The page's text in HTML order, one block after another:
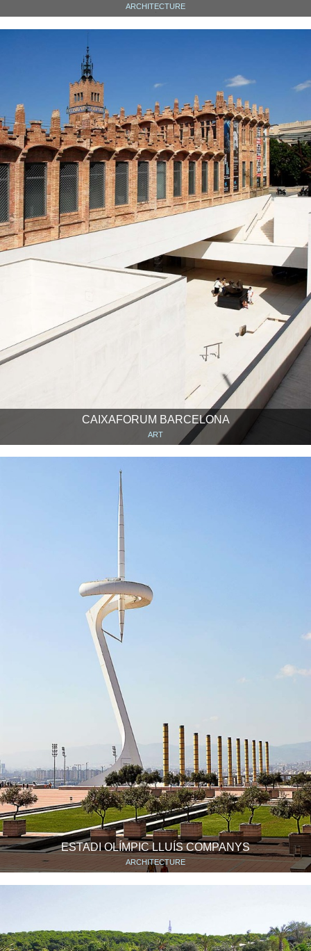
ARCHITECTURE
CAIXAFORUM BARCELONA
ART
ESTADI OLÍMPIC LLUÍS COMPANYS
ARCHITECTURE